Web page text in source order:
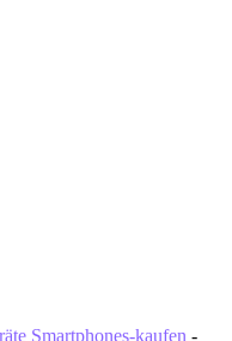
Smartphones-kaufen -